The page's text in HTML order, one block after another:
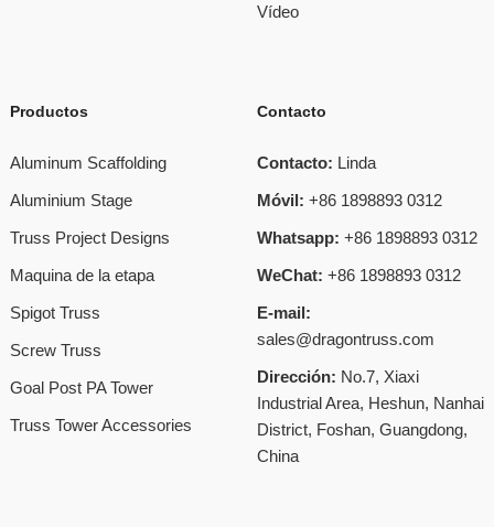
Vídeo
Productos
Aluminum Scaffolding
Aluminium Stage
Truss Project Designs
Maquina de la etapa
Spigot Truss
Screw Truss
Goal Post PA Tower
Truss Tower Accessories
Contacto
Contacto: Linda
Móvil: +86 1898893 0312
Whatsapp: +86 1898893 0312
WeChat: +86 1898893 0312
E-mail:
sales@dragontruss.com
Dirección: No.7, Xiaxi
Industrial Area, Heshun, Nanhai
District, Foshan, Guangdong,
China